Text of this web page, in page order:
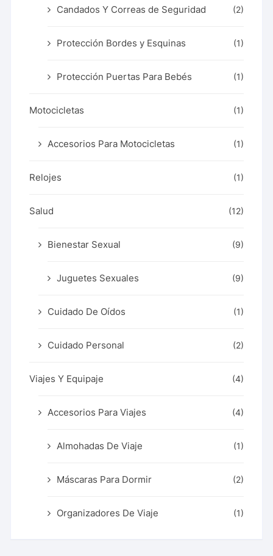
Candados Y Correas de Seguridad (2)
Protección Bordes y Esquinas (1)
Protección Puertas Para Bebés (1)
Motocicletas (1)
Accesorios Para Motocicletas (1)
Relojes (1)
Salud (12)
Bienestar Sexual (9)
Juguetes Sexuales (9)
Cuidado De Oídos (1)
Cuidado Personal (2)
Viajes Y Equipaje (4)
Accesorios Para Viajes (4)
Almohadas De Viaje (1)
Máscaras Para Dormir (2)
Organizadores De Viaje (1)